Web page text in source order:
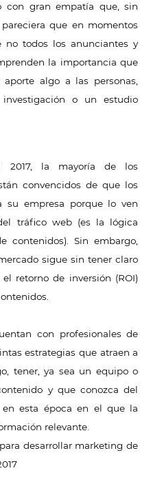
con gran empatía que, sin
que en momentos
no todos los anunciantes y
la importancia que
algo a las personas,
o un estudio
2017, la mayoría de los
convencidos de que los
su empresa porque lo ven
tráfico web (es la lógica
contenidos). Sin embargo,
sigue sin tener claro
retorno de inversión (ROI)
con profesionales de
estrategias que atraen a
tener, ya sea un equipo o
y que conozca del
esta época en el que la
relevante.
desarrollar marketing de